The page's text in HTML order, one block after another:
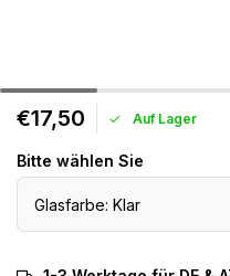
€17,50 Auf Lager
Bitte wählen Sie
Glasfarbe: Klar